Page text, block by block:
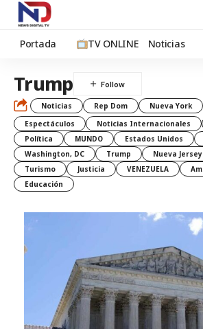
Portada TV ONLINE Noticias
Trump
Noticias Rep Dom Nueva York
Espectáculos
Noticias Internacionales
Política
MUNDO Estados Unidos
Washington, DC
Trump Nueva Jersey
Turismo
Justicia VENEZUELA
Educación